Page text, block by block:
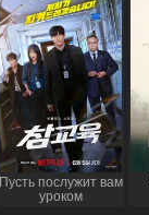
Пусть послужит вам
уроком